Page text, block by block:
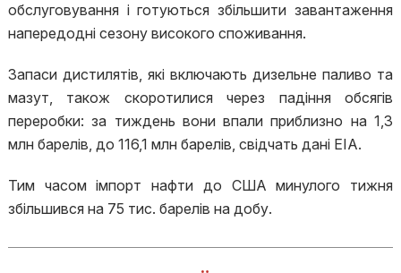
обслуговування і готуються збільшити завантаження
напередодні сезону високого споживання.
Запаси дистилятів, які включають дизельне паливо та
мазут, також скоротилися через падіння обсягів
переробки: за тиждень вони впали приблизно на 1,3
млн барелів, до 116,1 млн барелів, свідчать дані EIA.
Тим часом імпорт нафти до США минулого тижня
збільшився на 75 тис. барелів на добу.